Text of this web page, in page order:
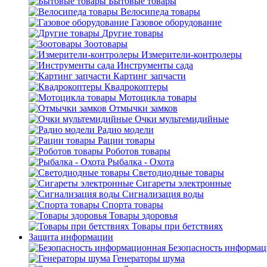
Велосипеда товары
Газовое оборудование
Другие товары
Зоотовары
Измерители-контролеры
Инструменты сада
Картинг запчасти
Квадрокоптеры
Мотоцикла товары
Отмычки замков
Очки мультемидийные
Радио модели
Рации товары
Роботов товары
Рыбалка - Охота
Светодиодные товары
Сигареты электронные
Сигнализация воды
Спорта товары
Товары здоровья
Товары при бетствиях
Защита информации
Безопасность
Генераторы шума